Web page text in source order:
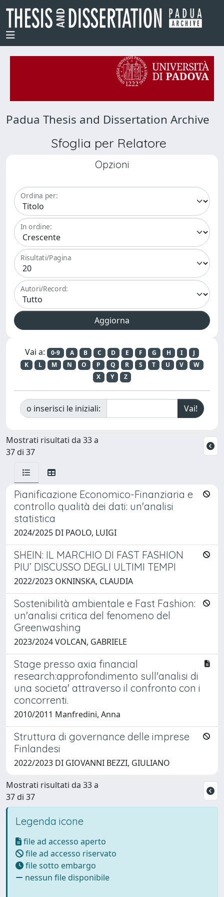
Padua Thesis and Dissertation Archive
Sfoglia per Relatore
Opzioni
Ordina per:
In ordine:
Risultati/Pagina
Autori/Record:
Vai a: 0-9 A B C D E F G H I
J
K
L M N O P Q R S T U V
W
X
Y Z
o inserisci le iniziali:
Mostrati risultati da 33 a
37 di 37
Pianificazione Economico-Finanziaria e
controllo qualità dei dati: un'analisi
statistica
2024/2025 DI PAOLO, LUIGI
SHEIN: IL MARCHIO DI FAST FASHION
PIU’ DISCUSSO DEGLI ULTIMI TEMPI
2022/2023 OKNINSKA, CLAUDIA
Sostenibilità ambientale e Fast Fashion:
un'analisi critica del fenomeno del
Greenwashing
2023/2024 VOLCAN, GABRIELE
Stage presso axia financial
research:approfondimento sull'analisi di
una societa' attraverso il confronto con i
concorrenti.
2010/2011 Manfredini, Anna
Struttura di governance delle imprese
Finlandesi
2022/2023 DI GIOVANNI BEZZI, GIULIANO
Mostrati risultati da 33 a
37 di 37
Legenda icone
file ad accesso aperto
file ad accesso riservato
file sotto embargo
nessun file disponibile